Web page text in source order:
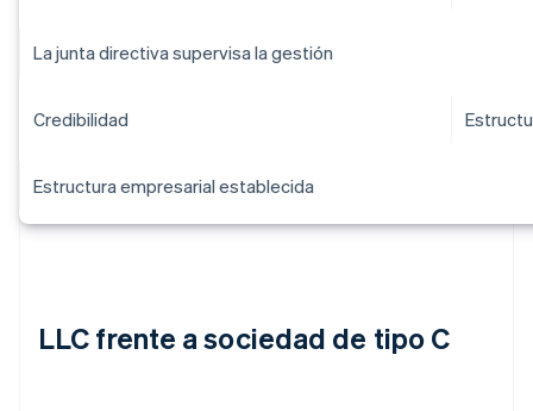
La junta directiva supervisa la gestión
Credibilidad
Estructura empresarial establecida
LLC frente a sociedad de tipo C